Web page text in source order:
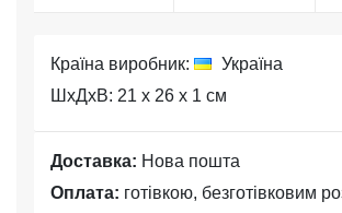
Країна виробник:
Україна
ШхДхВ: 21 x 26 x 1 см
Доставка: Нова пошта
Оплата: готівкою, безготівковим